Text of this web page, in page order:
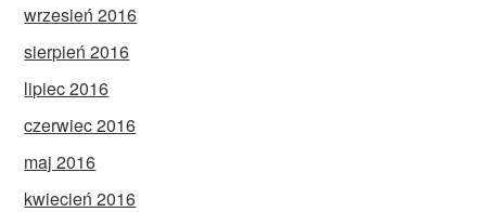
wrzesień 2016
sierpień 2016
lipiec 2016
czerwiec 2016
maj 2016
kwiecień 2016